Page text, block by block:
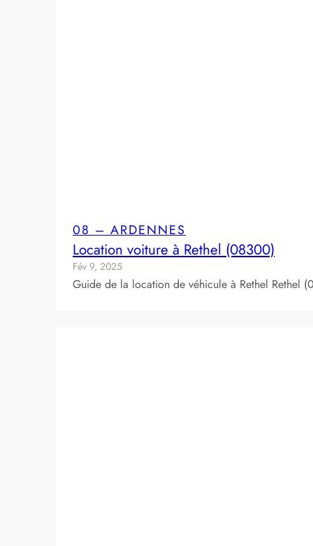
08 – ARDENNES
Location voiture à Rethel (08300)
Fév 9, 2025
Guide de la location de véhicule à Rethel Rethel